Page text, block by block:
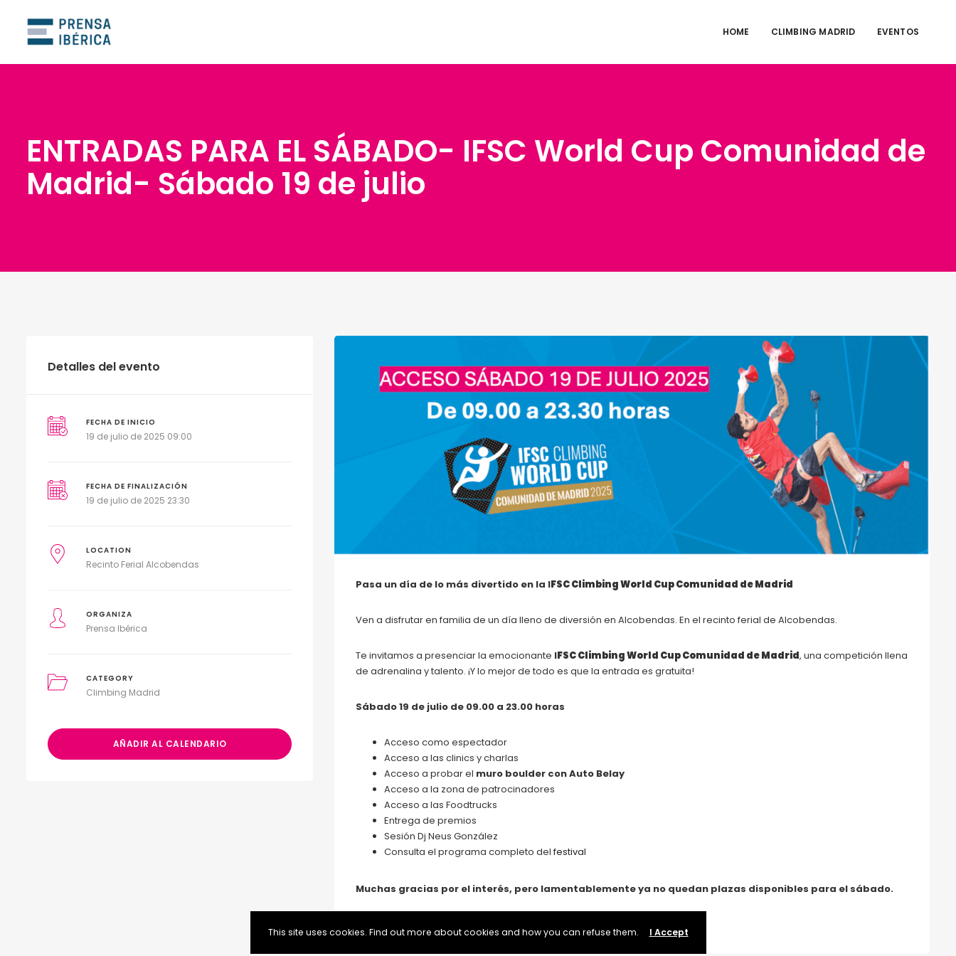
HOME CLIMBING MADRID EVENTOS
ENTRADAS PARA EL SÁBADO- IFSC World Cup Comunidad de
Madrid- Sábado 19 de julio
Detalles del evento
FECHA DE INICIO
19 de julio de 2025 09:00
FECHA DE FINALIZACIÓN
19 de julio de 2025 23:30
LOCATION
Recinto Ferial Alcobendas
ORGANIZA
Prensa Ibérica
CATEGORY
Climbing Madrid
AÑADIR AL CALENDARIO
Pasa un día de lo más divertido en la IFSC Climbing World Cup Comunidad de Madrid
Ven a disfrutar en familia de un día lleno de diversión en Alcobendas. En el recinto ferial de Alcobendas.
Te invitamos a presenciar la emocionante IFSC Climbing World Cup Comunidad de Madrid, una competición llena
de adrenalina y talento. ¡Y lo mejor de todo es que la entrada es gratuita!
Sábado 19 de julio de 09.00 a 23.00 horas
Acceso como espectador
Acceso a las clinics y charlas
Acceso a probar el muro boulder con Auto Belay
Acceso a la zona de patrocinadores
Acceso a las Foodtrucks
Entrega de premios
Sesión Dj Neus González
Consulta el programa completo delfestival
Muchas gracias por el interés, pero lamentablemente ya no quedan plazas disponibles para el sábado.
This site uses cookies. Find out more about cookies and how you can refuse them. I Accept